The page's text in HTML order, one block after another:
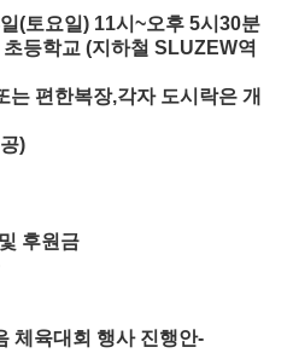
(토요일) 11시~오후 5시30분
등학교 (지하철 SLUZEW역
는 편한복장,각자 도시락은 개
)
후원금
회 행사 진행안-